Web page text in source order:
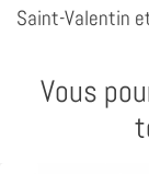
Saint-Valentin
Vous